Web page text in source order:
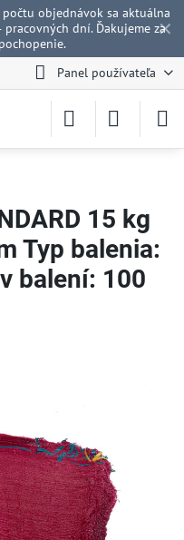
✕
objednávok sa aktuálna
dní. Ďakujeme za
Panel používateľa
15 kg
Typ balenia:
balení: 100